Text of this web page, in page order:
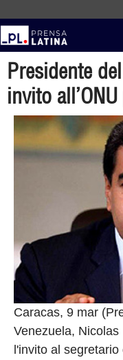
Presidente
invito
Caracas, 9 mar
Venezuela,
l'invito al